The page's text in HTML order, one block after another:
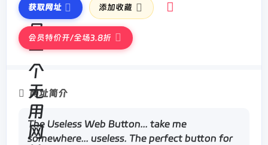
获取网址 添加收藏
会员特价开/全场3.8折
网址简介
The Useless Web Button... take me
somewhere... useless. The perfect button for